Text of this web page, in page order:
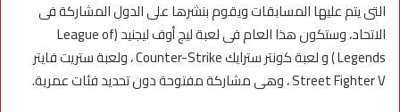
التى يتم عليها المسابقات ويقوم بنشرها على الدول المشاركة فى
الاتحاد، وستكون هذا العام فى لعبة ليج أوف ليجنيد (League of
Legends ) و لعبة كونتر سترايك Counter-Strike ، ولعبة ستريت فايتر
Street Fighter V ، وهى مشاركة مفتوحة دون تحديد فئات عمرية.